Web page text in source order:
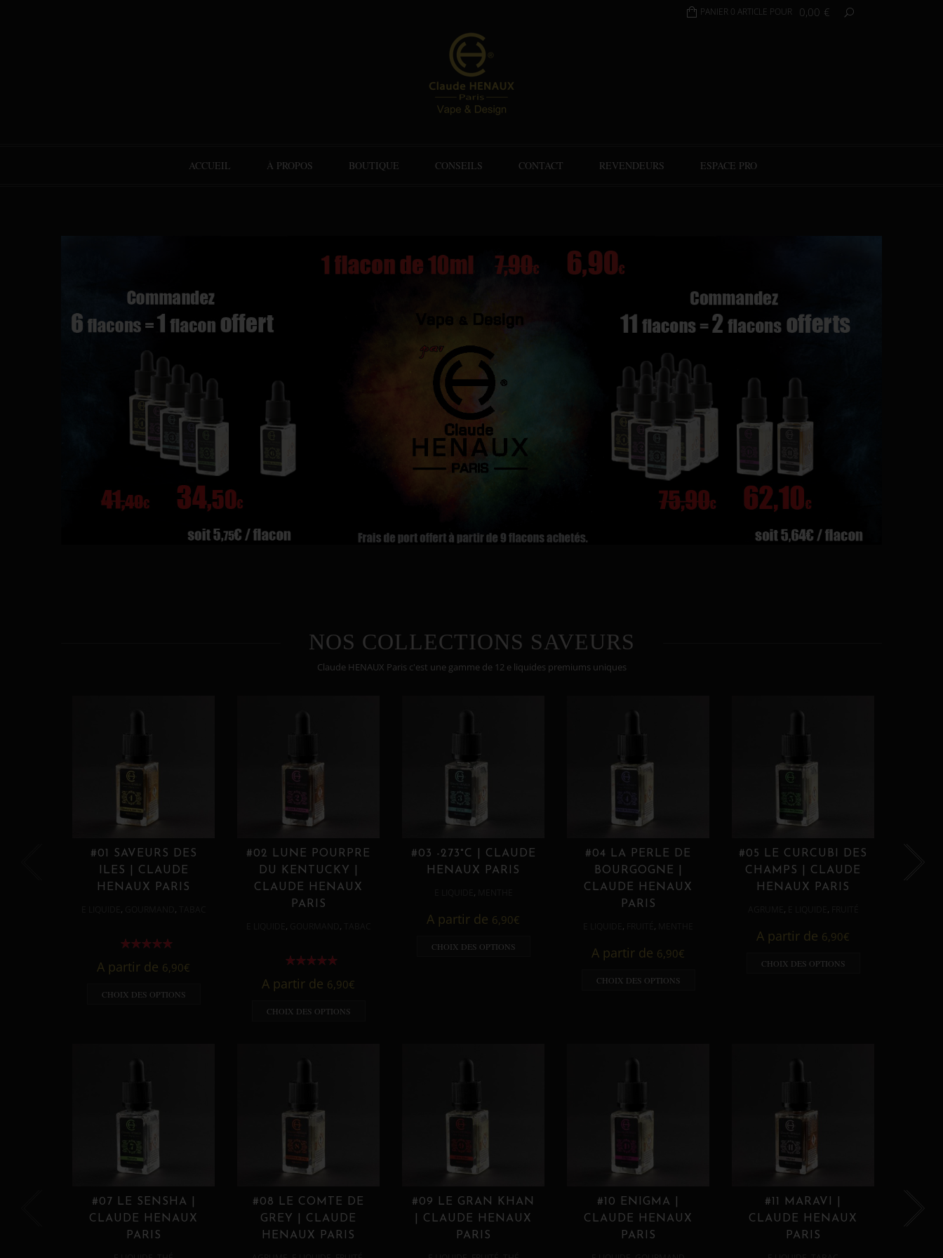
PANIER 0 ARTICLE POUR 0,00 €
ACCUEIL À PROPOS BOUTIQUE CONSEILS CONTACT REVENDEURS ESPACE PRO
NOS COLLECTIONS SAVEURS
Claude HENAUX Paris c'est une gamme de 12 e liquides premiums uniques
#01 SAVEURS DES
ILES | CLAUDE
HENAUX PARIS
, ,
A partir de 6,90€
CHOIX DES OPTIONS
#02 LUNE POURPRE
DU KENTUCKY |
CLAUDE HENAUX
PARIS
, ,
A partir de 6,90€
CHOIX DES OPTIONS
#03 -273°C | CLAUDE
HENAUX PARIS
,
A partir de 6,90€
CHOIX DES OPTIONS
#04 LA PERLE DE
BOURGOGNE |
CLAUDE HENAUX
PARIS
, ,
A partir de 6,90€
CHOIX DES OPTIONS
#05 LE CURCUBI DES
CHAMPS | CLAUDE
HENAUX PARIS
, ,
A partir de 6,90€
CHOIX DES OPTIONS
#07 LE SENSHA |
CLAUDE HENAUX
PARIS
#08 LE COMTE DE
GREY | CLAUDE
HENAUX PARIS
#09 LE GRAN KHAN
| CLAUDE HENAUX
PARIS
#10 ENIGMA |
CLAUDE HENAUX
PARIS
#11 MARAVI |
CLAUDE HENAUX
PARIS